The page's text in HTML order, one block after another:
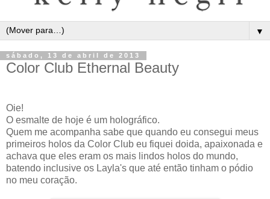
▼
sábado, 13 de abril de 2013
Color Club Ethernal Beauty
Oie!
O esmalte de hoje é um holográfico.
Quem me acompanha sabe que quando eu consegui meus
primeiros holos da Color Club eu fiquei doida, apaixonada e
achava que eles eram os mais lindos holos do mundo,
batendo inclusive os Layla's que até então tinham o pódio
no meu coração.